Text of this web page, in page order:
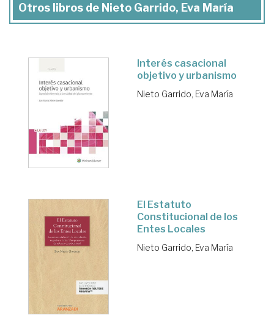
Otros libros de Nieto Garrido, Eva María
Interés casacional
objetivo y urbanismo
Nieto Garrido, Eva María
El Estatuto
Constitucional de los
Entes Locales
Nieto Garrido, Eva María